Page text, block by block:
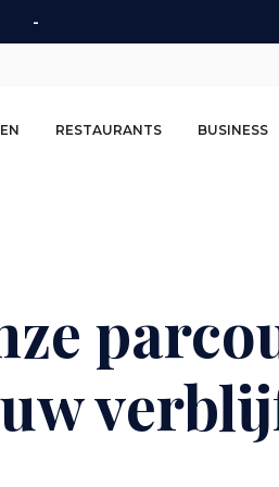
-
Second
RESTAURANTS BUSINESS